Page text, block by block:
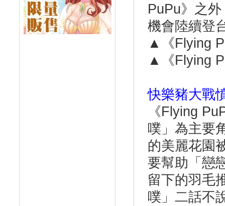
PuPu》之
機會陸續登
▲《Flying
▲《Flying
快樂豬大戰
《Flying
噗」為主要
的美麗花園
要幫助「戀
留下的羽毛
噗」二話不